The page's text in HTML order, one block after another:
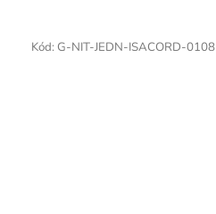
Kód: G-NIT-JEDN-ISACORD-0108